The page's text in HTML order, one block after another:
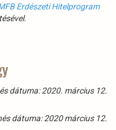
Erdészeti Hitelprogram
dátuma: 2020. március 12.
dátuma: 2020 március 12.